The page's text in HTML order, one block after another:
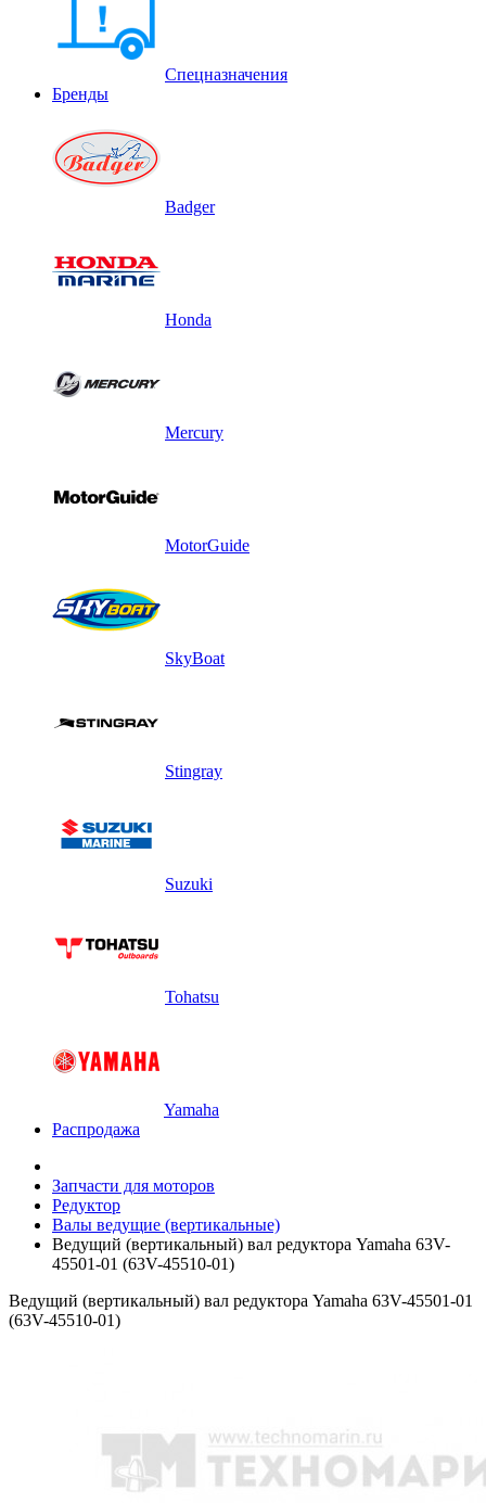
Спецназначения
Бренды
Badger
Honda
Mercury
MotorGuide
SkyBoat
Stingray
Suzuki
Tohatsu
Yamaha
Распродажа
Запчасти для моторов
Редуктор
Валы ведущие (вертикальные)
Ведущий (вертикальный) вал редуктора Yamaha 63V-
45501-01 (63V-45510-01)
Ведущий (вертикальный) вал редуктора Yamaha 63V-45501-01
(63V-45510-01)